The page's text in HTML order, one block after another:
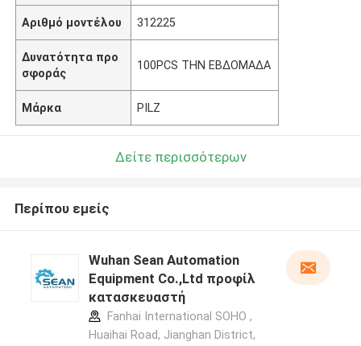
Αριθμό μοντέλου 312225
Δυνατότητα προ
σφοράς
100PCS ΤΗΝ ΕΒΔΟΜΑΔΑ
Μάρκα PILZ
Δείτε περισσότερων
Περίπου εμείς
Wuhan Sean Automation
Equipment Co.,Ltd προφίλ
κατασκευαστή
Fanhai International SOHO ,
Huaihai Road, Jianghan District,